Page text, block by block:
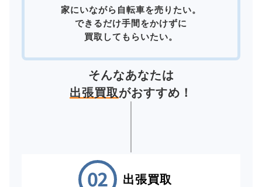
家にいながら自転車を売りたい。
できるだけ手間をかけずに
買取してもらいたい。
そんなあなたは
出張買取がおすすめ！
出張買取